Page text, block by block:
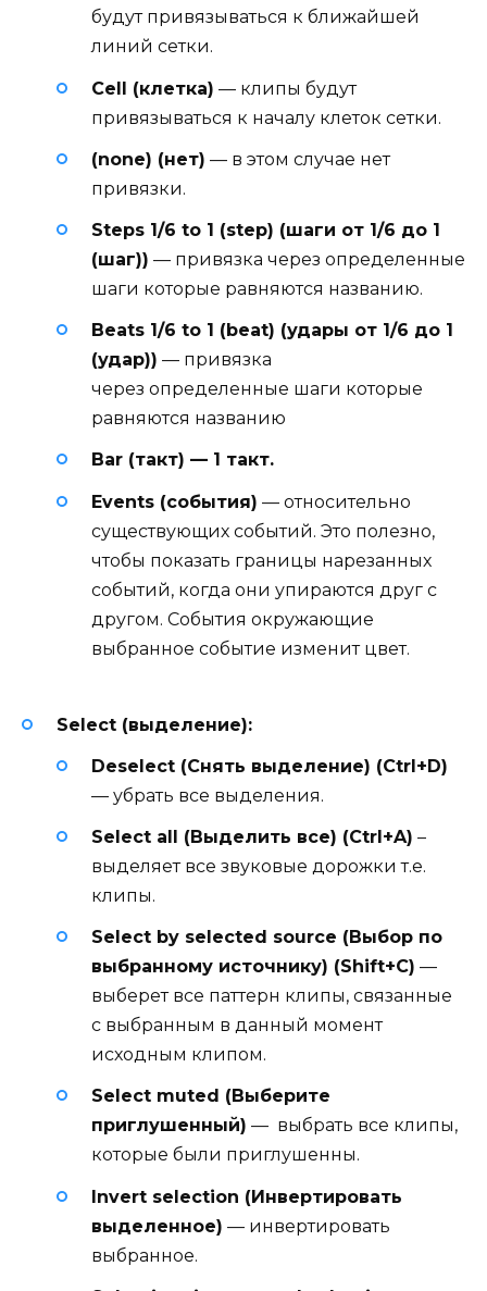
будут привязываться к ближайшей
линий сетки.
Cell (клетка) — клипы будут
привязываться к началу клеток сетки.
(none) (нет) — в этом случае нет
привязки.
Steps 1/6 to 1 (step) (шаги от 1/6 до 1
(шаг)) — привязка через определенные
шаги которые равняются названию.
Beats 1/6 to 1 (beat) (удары от 1/6 до 1
(удар)) — привязка
через определенные шаги которые
равняются названию
Bar (такт) — 1 такт.
Events (события) — относительно
существующих событий. Это полезно,
чтобы показать границы нарезанных
событий, когда они упираются друг с
другом. События окружающие
выбранное событие изменит цвет.
Select (выделение):
Deselect (Снять выделение) (Ctrl+D)
— убрать все выделения.
Select all (Выделить все) (Ctrl+A) –
выделяет все звуковые дорожки т.е.
клипы.
Select by selected source (Выбор по
выбранному источнику) (Shift+C) —
выберет все паттерн клипы, связанные
с выбранным в данный момент
исходным клипом.
Select muted (Выберите
приглушенный) — выбрать все клипы,
которые были приглушенны.
Invert selection (Инвертировать
выделенное) — инвертировать
выбранное.